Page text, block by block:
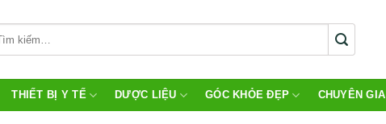
THIẾT BỊ Y TẾ DƯỢC LIỆU GÓC KHỎE ĐẸP CHUYÊN GIA